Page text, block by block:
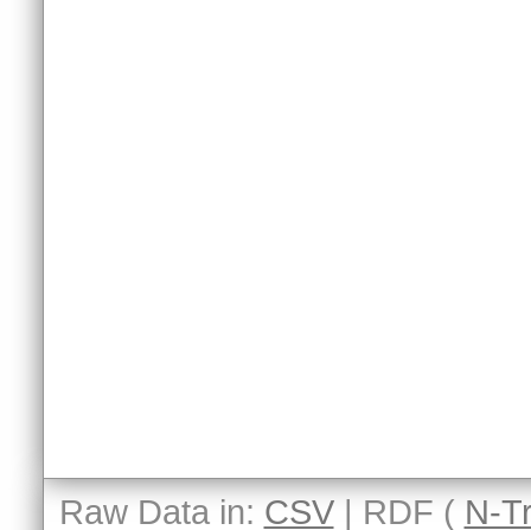
Raw Data in: CSV| RDF ( N-